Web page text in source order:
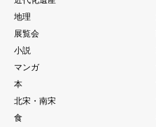
地理
展覧会
小説
マンガ
本
北宋・南宋
食